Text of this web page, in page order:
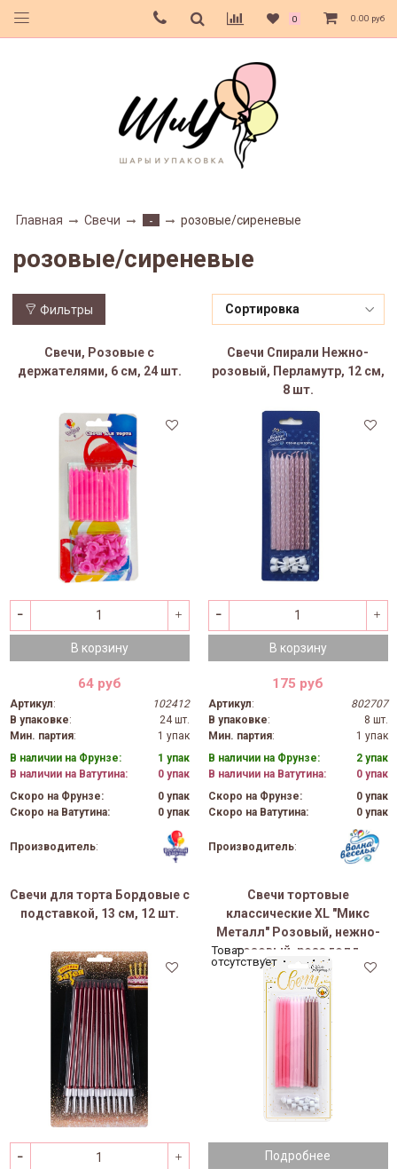
0 0.00 руб
Главная Свечи - розовые/сиреневые
розовые/сиреневые
Фильтры
Свечи, Розовые с
держателями, 6 см, 24 шт.
В корзину
64 руб
Артикул:
102412
В упаковке:
24 шт.
Мин. партия:
1 упак
В наличии на Фрунзе:
1 упак
В наличии на Ватутина:
0 упак
Скоро на Фрунзе:
0 упак
Скоро на Ватутина:
0 упак
Производитель:
Свечи Спирали Нежно-
розовый, Перламутр, 12 см,
8 шт.
В корзину
175 руб
Артикул:
802707
В упаковке:
8 шт.
Мин. партия:
1 упак
В наличии на Фрунзе:
2 упак
В наличии на Ватутина:
0 упак
Скоро на Фрунзе:
0 упак
Скоро на Ватутина:
0 упак
Производитель:
Свечи для торта Бордовые с
подставкой, 13 см, 12 шт.
Свечи тортовые
классические XL "Микс
Металл" Розовый, нежно-
розовый, роза голд
металлизированный 15 см,
12 шт.
Подробнее
Товар
отсутствует